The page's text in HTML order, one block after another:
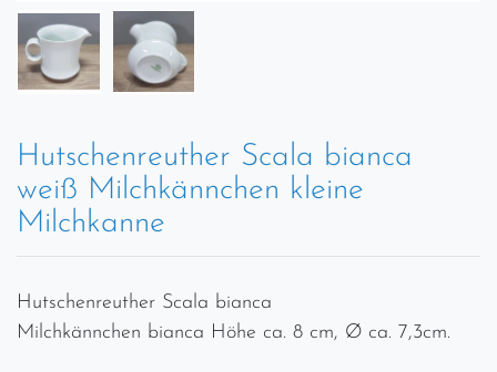
Hutschenreuther Scala bianca
weiß Milchkännchen kleine
Milchkanne
Hutschenreuther Scala bianca
Milchkännchen bianca Höhe ca. 8 cm, Ø ca. 7,3cm.